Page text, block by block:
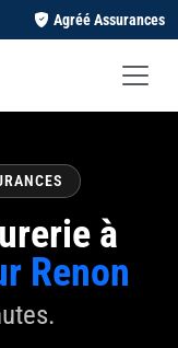
Agréé Assurances
à
Renon